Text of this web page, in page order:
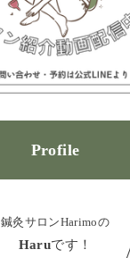
Profile
鍼灸サロンHarimoの
Haruです！